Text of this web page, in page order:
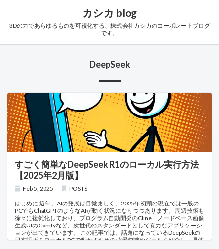
カシカ blog
3Dの力であらゆるものを可視化する、株式会社カシカのコーポレートブログ
です。
DeepSeek
すごく簡単なDeepSeek R1のローカル実行方法
【2025年2月版】
Feb 5, 2025
POSTS
はじめに 近年、AIの発展は目覚ましく、2025年初頭の現在では一般の
PCでもChatGPTのようなAIが動く状況になりつつあります。 周辺技術も
徐々に複雑化しており、プログラム自動開発のCline、ノードベース画像
生成UIのComfyなど、次世代のスタンダードとして有力なアプリケーシ
ョンが出てきています。 この記事では、話題になっているDeepSeekの
日本語版をローカルPCで動かすための背景知識やツールを紹介し、具体